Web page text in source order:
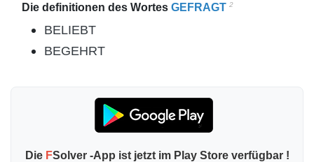
Die definitionen des Wortes GEFRAGT 2
BELIEBT
BEGEHRT
Die FSolver -App ist jetzt im Play Store verfügbar !